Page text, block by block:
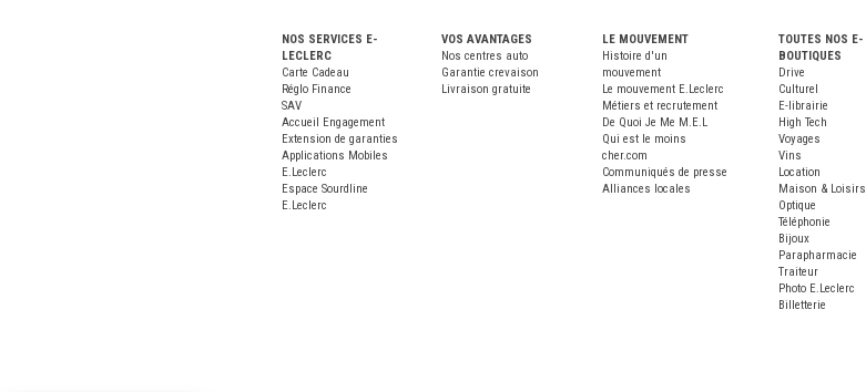
NOS SERVICES E-
LECLERC
Carte Cadeau
Réglo Finance
SAV
Accueil Engagement
Extension de garanties
Applications Mobiles
E.Leclerc
Espace Sourdline
E.Leclerc
VOS AVANTAGES
Nos centres auto
Garantie crevaison
Livraison gratuite
LE MOUVEMENT
Histoire d'un
mouvement
Le mouvement E.Leclerc
Métiers et recrutement
De Quoi Je Me M.E.L
Qui est le moins
cher.com
Communiqués de presse
Alliances locales
TOUTES NOS E-
BOUTIQUES
Drive
Culturel
E-librairie
High Tech
Voyages
Vins
Location
Maison & Loisirs
Optique
Téléphonie
Bijoux
Parapharmacie
Traiteur
Photo E.Leclerc
Billetterie